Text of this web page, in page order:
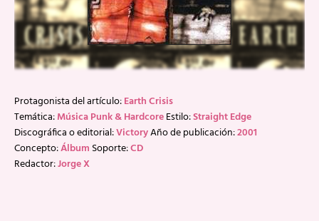
Protagonista del artículo:Earth Crisis
Temática:Música Punk & HardcoreEstilo:Straight Edge
Discográfica o editorial:VictoryAño de publicación:2001
Concepto:Álbum Soporte:CD
Redactor:Jorge X